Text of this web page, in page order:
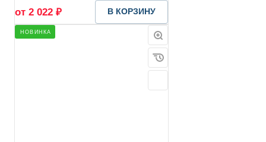
от 2 022 ₽
В КОРЗИНУ
НОВИНКА